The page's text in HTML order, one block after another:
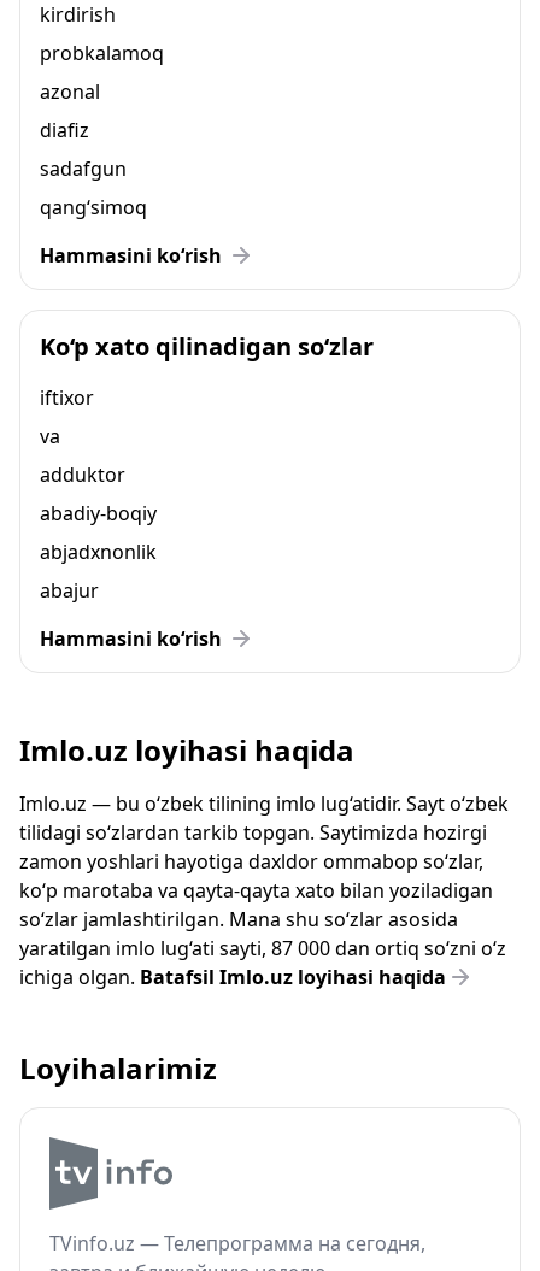
kirdirish
probkalamoq
azonal
diafiz
sadafgun
qang‘simoq
Hammasini ko‘rish
Ko‘p xato qilinadigan so‘zlar
iftixor
va
adduktor
abadiy-boqiy
abjadxnonlik
abajur
Hammasini ko‘rish
Imlo.uz loyihasi haqida
Imlo.uz — bu o‘zbek tilining imlo lug‘atidir. Sayt o‘zbek
tilidagi so‘zlardan tarkib topgan. Saytimizda hozirgi
zamon yoshlari hayotiga daxldor ommabop so‘zlar,
ko‘p marotaba va qayta-qayta xato bilan yoziladigan
so‘zlar jamlashtirilgan. Mana shu so‘zlar asosida
yaratilgan imlo lug‘ati sayti, 87 000 dan ortiq so‘zni o‘z
ichiga olgan. Batafsil Imlo.uz loyihasi haqida
Loyihalarimiz
TVinfo.uz — Телепрограмма на сегодня,